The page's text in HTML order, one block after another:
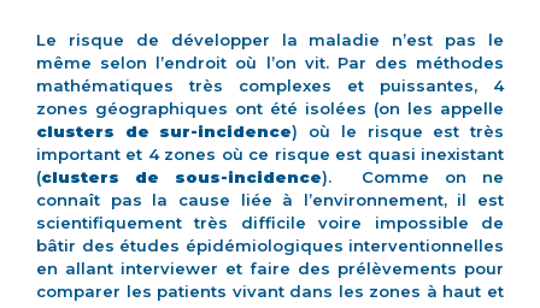
Le risque de développer la maladie n’est pas le
même selon l’endroit où l’on vit. Par des méthodes
mathématiques très complexes et puissantes, 4
zones géographiques ont été isolées (on les appelle
clusters de sur-incidence) où le risque est très
important et 4 zones où ce risque est quasi inexistant
(clusters de sous-incidence). Comme on ne
connaît pas la cause liée à l’environnement, il est
scientifiquement très difficile voire impossible de
bâtir des études épidémiologiques interventionnelles
en allant interviewer et faire des prélèvements pour
comparer les patients vivant dans les zones à haut et